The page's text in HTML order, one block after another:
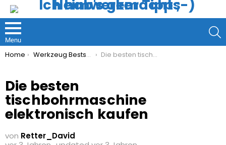
Menu
You are here:
Home Werkzeug Bestseller Die besten tischbohrmaschine elektronisch kaufen
Die besten
tischbohrmaschine
elektronisch kaufen
von Retter_David